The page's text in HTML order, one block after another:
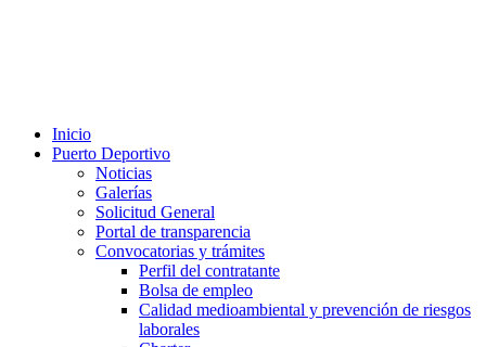
Inicio
Puerto Deportivo
Noticias
Galerías
Solicitud General
Portal de transparencia
Convocatorias y trámites
Perfil del contratante
Bolsa de empleo
Calidad medioambiental y prevención de riesgos
laborales